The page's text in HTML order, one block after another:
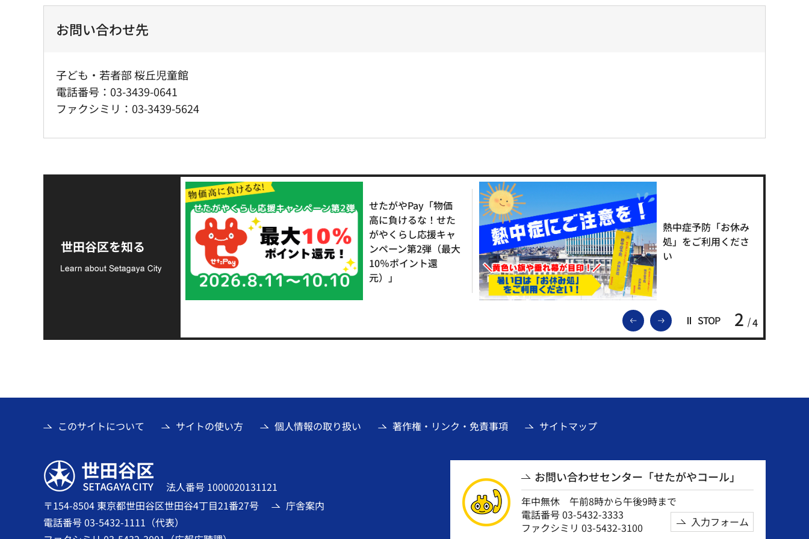
お問い合わせ先
子ども・若者部 桜丘児童館
電話番号：03-3439-0641
ファクシミリ：03-3439-5624
世田谷区を知る
前のスライドを表示
次のスライドを表示
STOP 2 4
支援金の募集につい
て
せたがやPay「物価
高に負けるな！せた
がやくらし応援キャ
ンペーン第2弾（最大
10％ポイント還
元）」
熱中症予防「お休み
処」をご利用くださ
い
このサイトについて サイトの使い方 個人情報の取り扱い 著作権・リンク・免責事項 サイトマップ
世田谷区
法人番号 1000020131121
〒154-8504 東京都世田谷区世田谷4丁目21番27号
電話番号 03-5432-1111（代表）
庁舎案内
お問い合わせセンター「せたがやコール」
年中無休 午前8時から午後9時まで
電話番号 03-5432-3333
ファクシミリ 03-5432-3100
入力フォーム